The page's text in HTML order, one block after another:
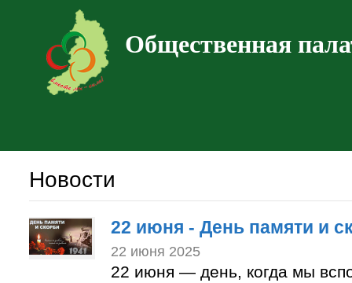
Общественная
Новости
22 июня - День памяти и
22 июня 2025
22 июня — день, когда мы